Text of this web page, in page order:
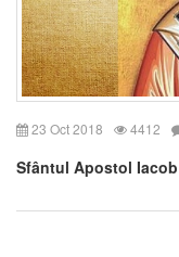
23 Oct 2018 4412
Sfântul Apostol Iacob